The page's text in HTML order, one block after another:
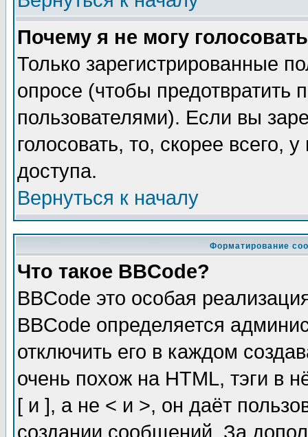
Почему я не могу
Только зарегистрированные
опросе (чтобы предотвратить
пользователями). Если вы
голосовать, то, скорее всего,
доступа.
Вернуться к началу
Форматирование
Что такое BBCode?
BBCode это особая
BBCode определяется
отключить его в каждом
очень похож на HTML, тэги в
[ и ], а не < и >, он даёт
создании сообщений. За